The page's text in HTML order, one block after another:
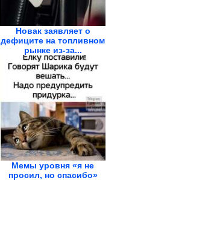
Новак заявляет о
дефиците на топливном
рынке из-за...
Мемы уровня «я не
просил, но спасибо»